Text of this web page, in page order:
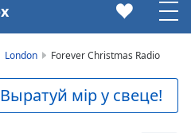
London Forever Christmas Radio
мір у свеце!